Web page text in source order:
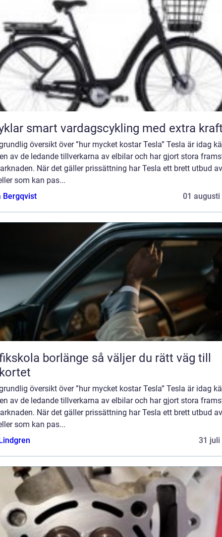
Elcyklar smart vardagscykling med extra
översikt över ”hur mycket kostar Tesla” Tesla är idag
av de ledande tillverkarna av elbilar och har gjort stora
När det gäller prissättning har Tesla ett brett utbud av
som kan pas...
Bergqvist
01 augusti
borlänge så väljer du rätt väg till
översikt över ”hur mycket kostar Tesla” Tesla är idag
av de ledande tillverkarna av elbilar och har gjort stora
När det gäller prissättning har Tesla ett brett utbud av
som kan pas...
31 juli